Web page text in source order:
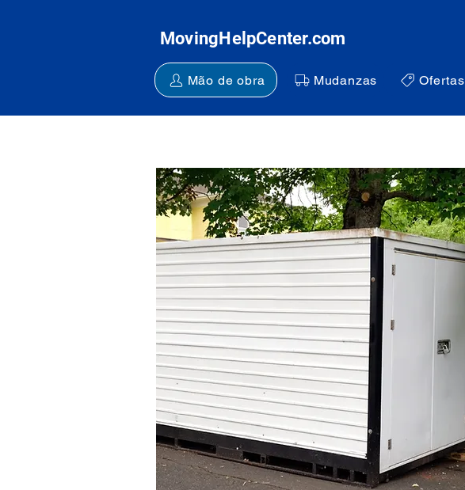
MovingHelpCenter.com
Mão de obra Mudanzas Ofertas